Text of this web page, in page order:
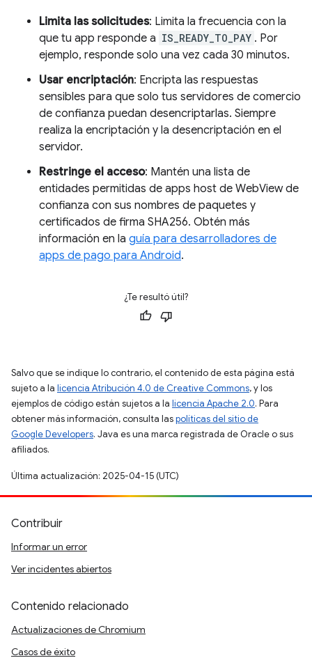
Limita las solicitudes: Limita la frecuencia con la
que tu app responde a IS_READY_TO_PAY . Por
ejemplo, responde solo una vez cada 30 minutos.
Usar encriptación: Encripta las respuestas
sensibles para que solo tus servidores de comercio
de confianza puedan desencriptarlas. Siempre
realiza la encriptación y la desencriptación en el
servidor.
Restringe el acceso: Mantén una lista de
entidades permitidas de apps host de WebView de
confianza con sus nombres de paquetes y
certificados de firma SHA256. Obtén más
información en la guía para desarrolladores de
apps de pago para Android.
¿Te resultó útil?
Salvo que se indique lo contrario, el contenido de esta página está
sujeto a la licencia Atribución 4.0 de Creative Commons, y los
ejemplos de código están sujetos a la licencia Apache 2.0. Para
obtener más información, consulta laspolíticas del sitio de
Google Developers. Java es una marca registrada de Oracle o sus
afiliados.
Última actualización: 2025-04-15 (UTC)
Contribuir
Informar un error
Ver incidentes abiertos
Contenido relacionado
Actualizaciones de Chromium
Casos de éxito